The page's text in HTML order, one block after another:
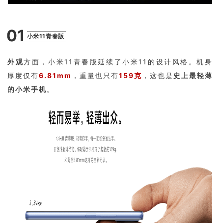
01 小米11青春版
外观方面，小米11青春版延续了小米11的设计风格。机身
厚度仅有6.81mm ，重量也只有159克 ，这也是 史上最轻薄
的小米手机。